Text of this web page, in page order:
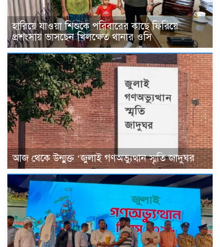
হারিয়ে যাওয়া শিশুকে পরিবারের কাছে ফিরিয়ে
প্রশংসায় ভাসছেন খিলক্ষেত থানার ওসি
আজ থেকে উন্মুক্ত ‘জুলাই গণঅভ্যুত্থান স্মৃতি জাদুঘর